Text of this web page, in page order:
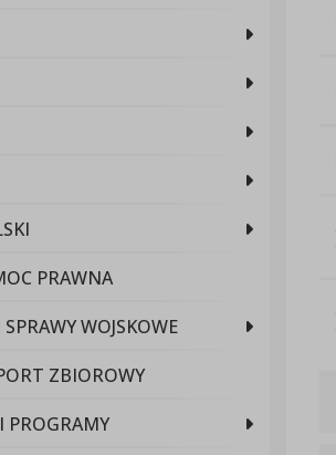
PRAWNA
WOJSKOWE
ZBIOROWY
PROGRAMY